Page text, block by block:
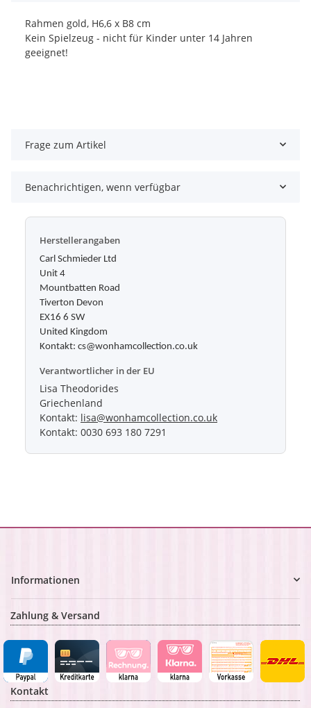
Rahmen gold, H6,6 x B8 cm
Kein Spielzeug - nicht für Kinder unter 14 Jahren
geeignet!
Frage zum Artikel
Benachrichtigen, wenn verfügbar
Herstellerangaben
Carl Schmieder Ltd
Unit 4
Mountbatten Road
Tiverton Devon
EX16 6 SW
United Kingdom
Kontakt: cs@wonhamcollection.co.uk
Verantwortlicher in der EU
Lisa Theodorides
Griechenland
Kontakt: lisa@wonhamcollection.co.uk
Kontakt: 0030 693 180 7291
Informationen
Zahlung & Versand
Kontakt